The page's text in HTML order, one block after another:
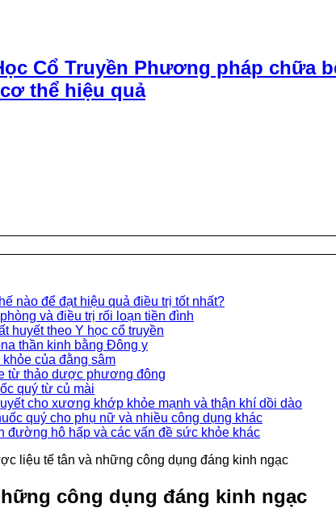
Cổ Truyền Phương pháp chữa
thể hiệu quả
nào để đạt hiệu quả điều trị tốt nhất?
và điều trị rối loạn tiền đình
huyết theo Y học cổ truyền
thần kinh bằng Đông y
của đằng sâm
từ thảo dược phương đông
quý từ củ mài
cho xương khớp khỏe mạnh và thận khí dồi dào
quý cho phụ nữ và nhiều công dụng khác
đường hô hấp và các vấn đề sức khỏe khác
liệu tế tân và những công dụng đáng kinh ngạc
công dụng đáng kinh ngạc